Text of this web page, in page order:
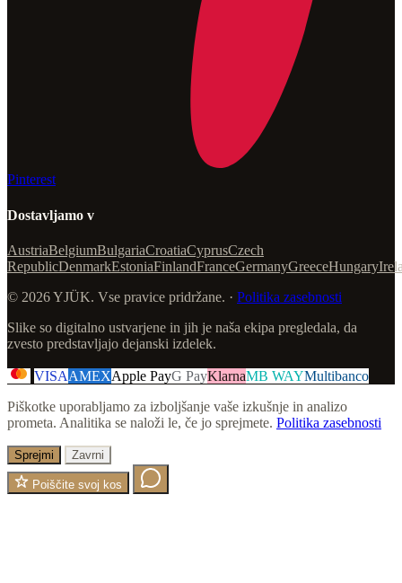
Pinterest
Dostavljamo v
AustriaBelgiumBulgariaCroatiaCyprusCzech
RepublicDenmarkEstoniaFinlandFranceGermanyGreeceHungary
© 2026 YJÜK. Vse pravice pridržane. · Politika zasebnosti
Slike so digitalno ustvarjene in jih je naša ekipa pregledala, da
zvesto predstavljajo dejanski izdelek.
VISAAMEXApple PayG PayKlarnaMB WAYMultibanco
Piškotke uporabljamo za izboljšanje vaše izkušnje in analizo
prometa. Analitika se naloži le, če jo sprejmete. Politika zasebnosti
Sprejmi Zavrni
Poiščite svoj kos